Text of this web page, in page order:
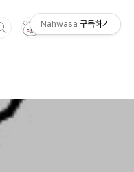
Nahwasa 구독하기